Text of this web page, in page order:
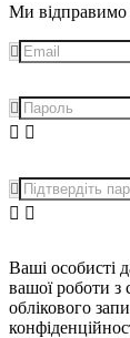
Ми відправимо
Ваші особисті
вашої роботи з
облікового